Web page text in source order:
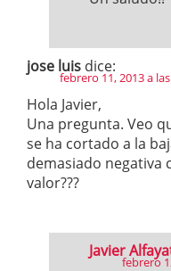
jose luis dice:
febrero 11, 2013 a
Hola Javier,
Una pregunta. Veo
se ha cortado a la
demasiado negativa
valor???
Javier
febrero